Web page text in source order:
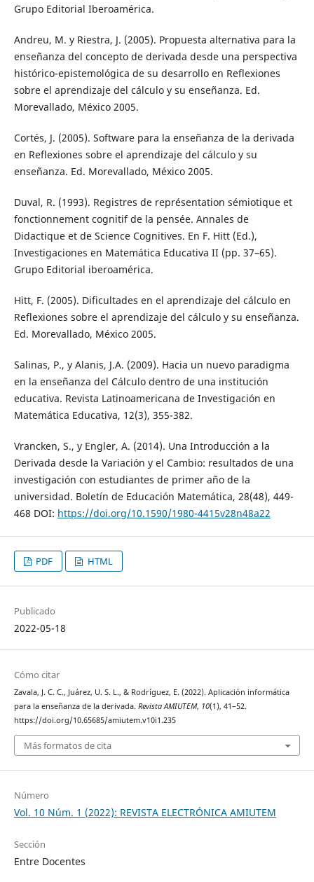
Grupo Editorial Iberoamérica.
Andreu, M. y Riestra, J. (2005). Propuesta alternativa para la
enseñanza del concepto de derivada desde una perspectiva
histórico-epistemológica de su desarrollo en Reflexiones
sobre el aprendizaje del cálculo y su enseñanza. Ed.
Morevallado, México 2005.
Cortés, J. (2005). Software para la enseñanza de la derivada
en Reflexiones sobre el aprendizaje del cálculo y su
enseñanza. Ed. Morevallado, México 2005.
Duval, R. (1993). Registres de représentation sémiotique et
fonctionnement cognitif de la pensée. Annales de
Didactique et de Science Cognitives. En F. Hitt (Ed.),
Investigaciones en Matemática Educativa II (pp. 37–65).
Grupo Editorial iberoamérica.
Hitt, F. (2005). Dificultades en el aprendizaje del cálculo en
Reflexiones sobre el aprendizaje del cálculo y su enseñanza.
Ed. Morevallado, México 2005.
Salinas, P., y Alanis, J.A. (2009). Hacia un nuevo paradigma
en la enseñanza del Cálculo dentro de una institución
educativa. Revista Latinoamericana de Investigación en
Matemática Educativa, 12(3), 355-382.
Vrancken, S., y Engler, A. (2014). Una Introducción a la
Derivada desde la Variación y el Cambio: resultados de una
investigación con estudiantes de primer año de la
universidad. Boletín de Educación Matemática, 28(48), 449-
468 DOI: https://doi.org/10.1590/1980-4415v28n48a22
PDF HTML
Publicado
2022-05-18
Cómo citar
Zavala, J. C. C., Juárez, U. S. L., & Rodríguez, E. (2022). Aplicación informática
para la enseñanza de la derivada. Revista AMIUTEM, 10(1), 41–52.
https://doi.org/10.65685/amiutem.v10i1.235
Más formatos de cita
Número
Vol. 10 Núm. 1 (2022): REVISTA ELECTRÓNICA AMIUTEM
Sección
Entre Docentes